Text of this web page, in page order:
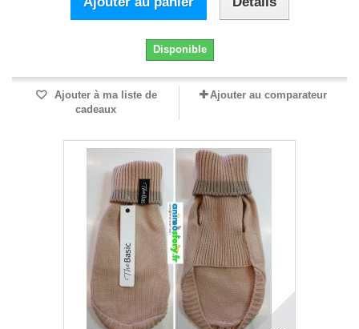
Disponible
Ajouter à ma liste de
cadeaux
Ajouter au comparateur